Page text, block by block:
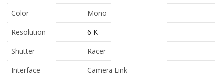
Color
Mono
Resolution
6 K
Shutter
Racer
Interface
Camera Link